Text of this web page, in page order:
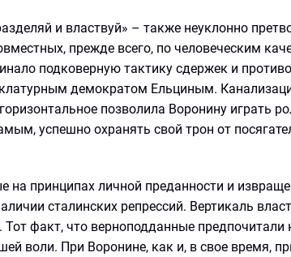
и властвуй» – также неуклонно
прежде всего, по человеческим
подковерную тактику сдержек и
демократом Ельциным.
позволила Воронину играть
успешно охранять свой трон от
принципах личной преданности и
сталинских репрессий. Вертикаль
факт, что верноподданные предпочитали
воли. При Воронине, как и, в свое время,